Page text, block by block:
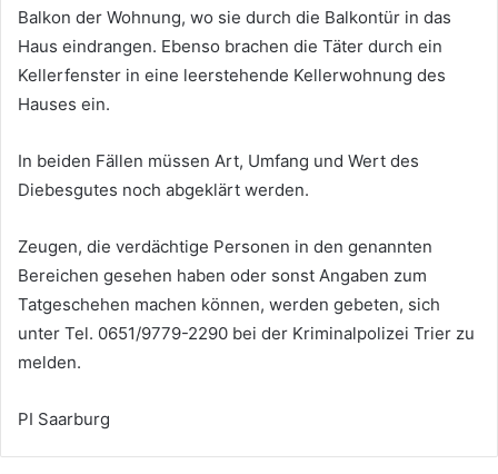
Balkon der Wohnung, wo sie durch die Balkontür in das
Haus eindrangen. Ebenso brachen die Täter durch ein
Kellerfenster in eine leerstehende Kellerwohnung des
Hauses ein.
In beiden Fällen müssen Art, Umfang und Wert des
Diebesgutes noch abgeklärt werden.
Zeugen, die verdächtige Personen in den genannten
Bereichen gesehen haben oder sonst Angaben zum
Tatgeschehen machen können, werden gebeten, sich
unter Tel. 0651/9779-2290 bei der Kriminalpolizei Trier zu
melden.
PI Saarburg